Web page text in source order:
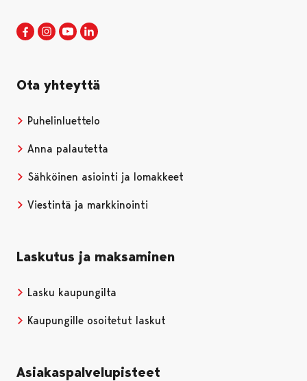
Porin kaupunki Facebookissa
Avautuu uudessa välilehdessä
Porin kaupunki Instagramissa
Avautuu uudessa välilehdessä
Porin kaupunki Youtubessa
Avautuu uudessa välilehdessä
Ota yhteyttä
Puhelinluettelo
Anna palautetta
Sähköinen asiointi ja lomakkeet
Viestintä ja markkinointi
Laskutus ja maksaminen
Lasku kaupungilta
Kaupungille osoitetut laskut
Asiakaspalvelupisteet